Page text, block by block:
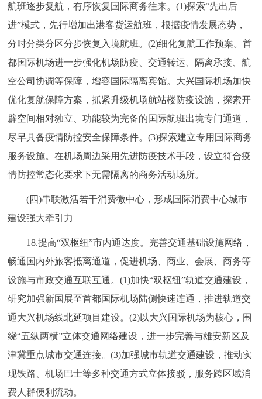
航班逐步复航，有序恢复国际商务往来。(1)探索“先出后
进”模式，先行增加出港客货运航班，根据疫情发展态势，
分时分类分区分步恢复入境航班。(2)细化复航工作预案。首
都国际机场进一步强化机场防疫、交通转运、隔离承接、航
空公司协调等保障，增容国际隔离宾馆。大兴国际机场加快
优化复航保障方案，抓紧升级机场航站楼防疫设施，探索开
辟空间相对独立、功能较为完备的国际航班出境专门通道，
尽早具备疫情防控安全保障条件。(3)探索建立专用国际商务
服务设施。在机场周边采用先进防疫技术手段，设立符合疫
情防控常态化要求下无需隔离的商务活动场所。
(四)串联激活若干消费微中心，形成国际消费中心城市
建设强大牵引力
18.提高“双枢纽”市内通达度。完善交通基础设施网络，
畅通国内外旅客抵离通道，促进机场、商业、会展、商务等
设施与市政交通互联互通。(1)加快“双枢纽”轨道交通建设，
研究加强新国展至首都国际机场陆侧快速连通，推进轨道交
通大兴机场线北延项目建设。(2)以大兴国际机场为核心，围
绕“五纵两横”立体交通网络建设，进一步完善与雄安新区及
津冀重点城市交通连接。(3)加强城市轨道交通建设，推动实
现铁路、机场巴士等多种交通方式立体接驳，服务跨区域消
费人群便利流动。